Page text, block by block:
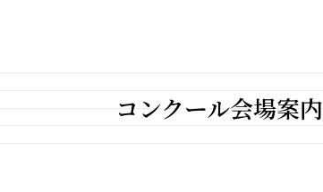
コンクール会場案内